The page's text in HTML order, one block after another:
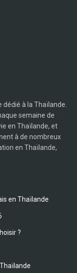
à la Thaïlande.
semaine de
en Thaïlande, et
à de nombreux
en Thaïlande,
en Thaïlande
?